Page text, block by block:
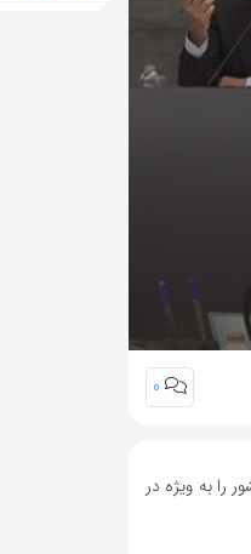
0
به ویژه در